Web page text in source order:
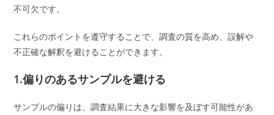
不可欠です。
これらのポイントを遵守することで、調査の質を高め、誤解や
不正確な解釈を避けることができます。
1.偏りのあるサンプルを避ける
サンプルの偏りは、調査結果に大きな影響を及ぼす可能性があ